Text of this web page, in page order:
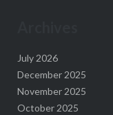
July 2026
December 2025
November 2025
October 2025